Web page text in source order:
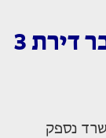
כמה קרטונים צריך למעבר דירת 3
נספק